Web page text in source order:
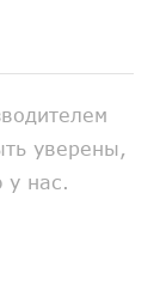
уверены,
у нас.